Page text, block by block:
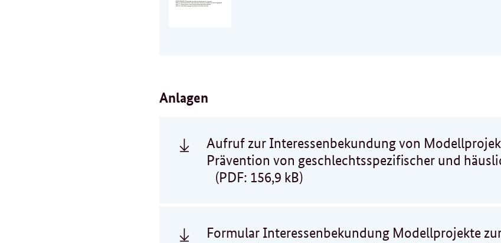
Anlagen
Aufruf zur Interessenbekundung von
Prävention von geschlechtsspezifischer und
(PDF: 156,9 kB)
Formular Interessenbekundung Modellprojekte